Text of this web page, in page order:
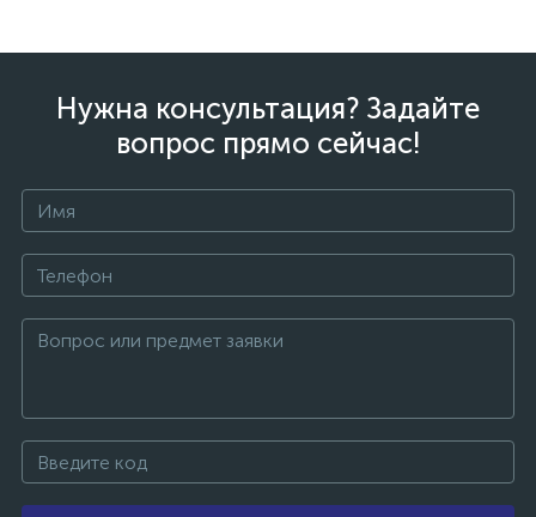
Нужна консультация? Задайте
вопрос прямо сейчас!